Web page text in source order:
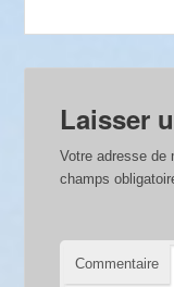
Laisser
Votre adresse de
champs
Commentaire